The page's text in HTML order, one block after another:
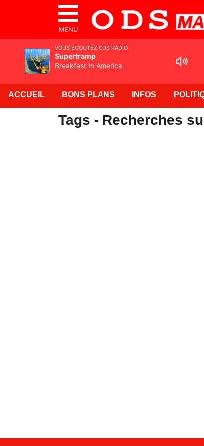
MENU
ACCUEIL BONS PLANS INFOS
Tags - Recherches
VOUS ÉCOUTEZ ODS RADIO
Supertramp
Breakfast In America